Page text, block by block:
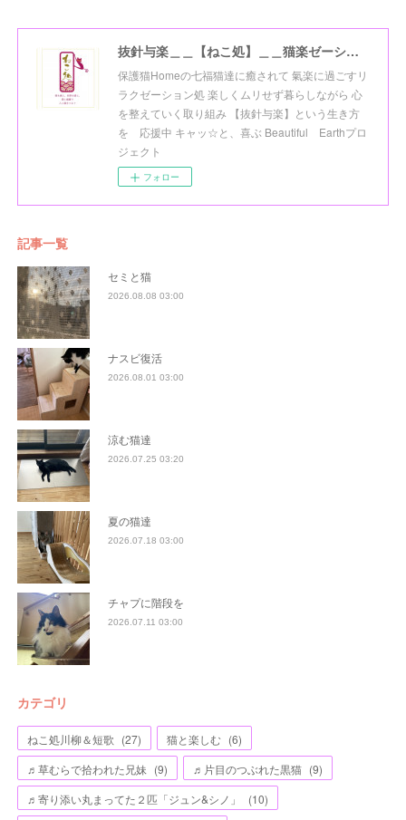
抜針与楽＿＿【ねこ処】＿＿猫楽ゼーションHome☆
保護猫Homeの七福猫達に癒されて 氣楽に過ごすリ
ラクゼーション処 楽しくムリせず暮らしながら 心
を整えていく取り組み 【抜針与楽】という生き方
を 応援中 キャッ☆と、喜ぶ Beautiful Earthプロ
ジェクト
フォロー
記事一覧
セミと猫
2026.08.08 03:00
ナスビ復活
2026.08.01 03:00
涼む猫達
2026.07.25 03:20
夏の猫達
2026.07.18 03:00
チャプに階段を
2026.07.11 03:00
カテゴリ
ねこ処川柳＆短歌 (27) 猫と楽しむ (6)
♬草むらで拾われた兄妹 (9) ♬片目のつぶれた黒猫 (9)
♬寄り添い丸まってた２匹「ジュン&シノ」
(10)